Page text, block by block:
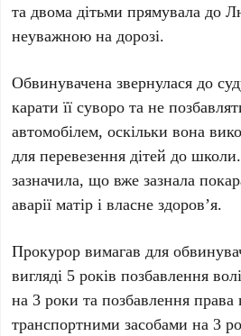
та двома дітьми прямувала до
неуважною на дорозі.
Обвинувачена звернулася до
карати її суворо та не
автомобілем, оскільки вона
для перевезення дітей до
зазначила, що вже зазнала
аварії матір і власне здоров’я.
Прокурор вимагав для
вигляді 5 років позбавлення
на 3 роки та позбавлення права
транспортними засобами на 3